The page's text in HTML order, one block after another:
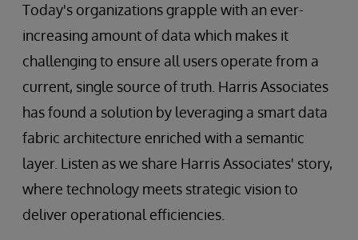
Today's organizations grapple with an ever-
increasing amount of data which makes it
challenging to ensure all users operate from a
current, single source of truth. Harris Associates
has found a solution by leveraging a smart data
fabric architecture enriched with a semantic
layer. Listen as we share Harris Associates' story,
where technology meets strategic vision to
deliver operational efficiencies.